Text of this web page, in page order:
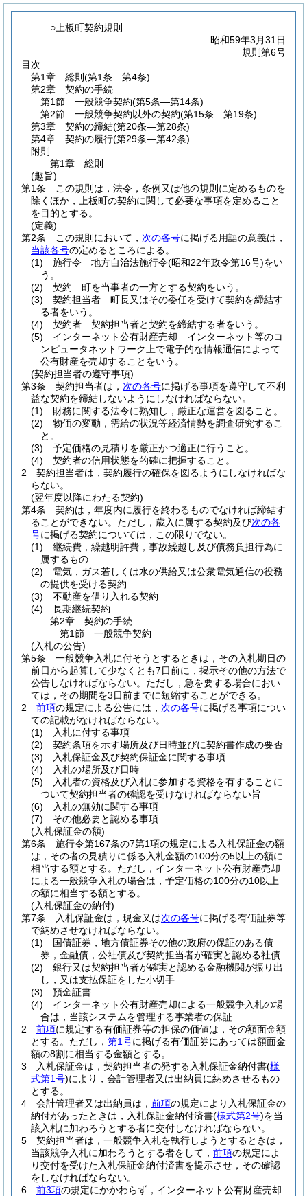
○上板町契約規則
昭和59年3月31日
規則第6号
目次
第1章
総則 (第1条―第4条)
第2章
契約の手続
第1節
一般競争契約(第5条―第14条)
第2節
一般競争契約以外の契約(第15条―第19条)
第3章
契約の締結(第20条―第28条)
第4章
契約の履行(第29条―第42条)
附則
第1章
総則
(趣旨)
第1条
この規則は，法令，条例又は他の規則に定めるものを
除くほか，上板町の契約に関して必要な事項を定めること
を目的とする。
(定義)
第2条
この規則において， 次の各号に掲げる用語の意義は，
当該各号の定めるところによる。
(1)
施行令 地方自治法施行令(昭和22年政令第16号)をい
う。
(2)
契約 町を当事者の一方とする契約をいう。
(3)
契約担当者 町長又はその委任を受けて契約を締結す
る者をいう。
(4)
契約者 契約担当者と契約を締結する者をいう。
(5)
インターネット公有財産売却 インターネット等のコ
ンピュータネットワーク上で電子的な情報通信によって
公有財産を売却することをいう。
(契約担当者の遵守事項)
第3条
契約担当者は， 次の各号に掲げる事項を遵守して不利
益な契約を締結しないようにしなければならない。
(1)
財務に関する法令に熟知し，厳正な運営を図ること。
(2)
物価の変動，需給の状況等経済情勢を調査研究するこ
と。
(3)
予定価格の見積りを厳正かつ適正に行うこと。
(4)
契約者の信用状態を的確に把握すること。
2
契約担当者は，契約履行の確保を図るようにしなければな
らない。
(翌年度以降にわたる契約)
第4条
契約は，年度内に履行を終わるものでなければ締結す
ることができない。 ただし，歳入に属する契約及び次の各
号に掲げる契約については，この限りでない。
(1)
継続費，繰越明許費，事故繰越し及び債務負担行為に
属するもの
(2)
電気，ガス若しくは水の供給又は公衆電気通信の役務
の提供を受ける契約
(3)
不動産を借り入れる契約
(4)
長期継続契約
第2章
契約の手続
第1節
一般競争契約
(入札の公告)
第5条
一般競争入札に付そうとするときは，その入札期日の
前日から起算して少なくとも7日前に，掲示その他の方法で
公告しなければならない。 ただし，急を要する場合におい
ては，その期間を3日前までに短縮することができる。
2
前項の規定による公告には， 次の各号に掲げる事項につい
ての記載がなければならない。
(1)
入札に付する事項
(2)
契約条項を示す場所及び日時並びに契約書作成の要否
(3)
入札保証金及び契約保証金に関する事項
(4)
入札の場所及び日時
(5)
入札者の資格及び入札に参加する資格を有することに
ついて契約担当者の確認を受けなければならない旨
(6)
入札の無効に関する事項
(7)
その他必要と認める事項
(入札保証金の額)
第6条
施行令第167条の7第1項の規定による入札保証金の額
は，その者の見積りに係る入札金額の100分の5以上の額に
相当する額とする。 ただし，インターネット公有財産売却
による一般競争入札の場合は，予定価格の100分の10以上
の額に相当する額とする。
(入札保証金の納付)
第7条
入札保証金は，現金又は次の各号に掲げる有価証券等
で納めさせなければならない。
(1)
国債証券，地方債証券その他の政府の保証のある債
券，金融債，公社債及び契約担当者が確実と認める社債
(2)
銀行又は契約担当者が確実と認める金融機関が振り出
し，又は支払保証をした小切手
(3)
預金証書
(4)
インターネット公有財産売却による一般競争入札の場
合は，当該システムを管理する事業者の保証
2
前項に規定する有価証券等の担保の価値は，その額面金額
とする。 ただし， 第1号に掲げる有価証券にあっては額面金
額の8割に相当する金額とする。
3
入札保証金は，契約担当者の発する入札保証金納付書(様
式第1号)により，会計管理者又は出納員に納めさせるもの
とする。
4
会計管理者又は出納員は， 前項の規定により入札保証金の
納付があったときは，入札保証金納付済書(様式第2号)を当
該入札に加わろうとする者に交付しなければならない。
5
契約担当者は，一般競争入札を執行しようとするときは，
当該競争入札に加わろうとする者をして， 前項の規定によ
り交付を受けた入札保証金納付済書を提示させ，その確認
をしなければならない。
6
前3項の規定にかかわらず，インターネット公有財産売却